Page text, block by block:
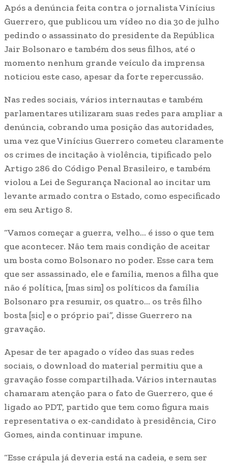
Após a denúncia feita contra o jornalista Vinícius
Guerrero, que publicou um vídeo no dia 30 de julho
pedindo o assassinato do presidente da República
Jair Bolsonaro e também dos seus filhos, até o
momento nenhum grande veículo da imprensa
noticiou este caso, apesar da forte repercussão.
Nas redes sociais, vários internautas e também
parlamentares utilizaram suas redes para ampliar a
denúncia, cobrando uma posição das autoridades,
uma vez que Vinícius Guerrero cometeu claramente
os crimes de incitação à violência, tipificado pelo
Artigo 286 do Código Penal Brasileiro, e também
violou a Lei de Segurança Nacional ao incitar um
levante armado contra o Estado, como especificado
em seu Artigo 8.
“Vamos começar a guerra, velho… é isso o que tem
que acontecer. Não tem mais condição de aceitar
um bosta como Bolsonaro no poder. Esse cara tem
que ser assassinado, ele e família, menos a filha que
não é política, [mas sim] os políticos da família
Bolsonaro pra resumir, os quatro… os três filho
bosta [sic] e o próprio pai”, disse Guerrero na
gravação.
Apesar de ter apagado o vídeo das suas redes
sociais, o download do material permitiu que a
gravação fosse compartilhada. Vários internautas
chamaram atenção para o fato de Guerrero, que é
ligado ao PDT, partido que tem como figura mais
representativa o ex-candidato à presidência, Ciro
Gomes, ainda continuar impune.
“Esse crápula já deveria está na cadeia, e sem ser